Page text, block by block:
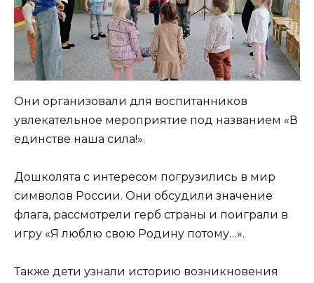
Они организовали для воспитанников
увлекательное мероприятие под названием «В
единстве наша сила!».
Дошколята с интересом погрузились в мир
символов России. Они обсудили значение
флага, рассмотрели герб страны и поиграли в
игру «Я люблю свою Родину потому…».
Также дети узнали историю возникновения